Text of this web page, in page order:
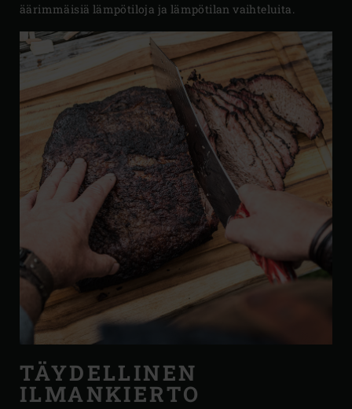
äärimmäisiä lämpötiloja ja lämpötilan vaihteluita.
TÄYDELLINEN
ILMANKIERTO